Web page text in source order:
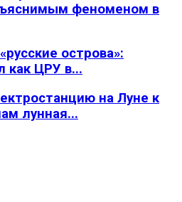
феноменом в
острова»:
как ЦРУ в...
на Луне к
лунная...